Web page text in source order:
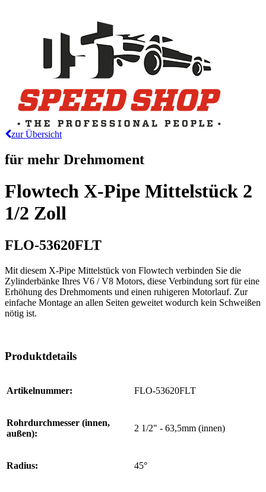
zur Übersicht
für mehr Drehmoment
Flowtech X-Pipe Mittelstück 2
1/2 Zoll
FLO-53620FLT
Mit diesem X-Pipe Mittelstück von Flowtech verbinden Sie die
Zylinderbänke Ihres V6 / V8 Motors, diese Verbindung sort für eine
Erhöhung des Drehmoments und einen ruhigeren Motorlauf. Zur
einfache Montage an allen Seiten geweitet wodurch kein Schweißen
nötig ist.
Produktdetails
Artikelnummer: FLO-53620FLT
Rohrdurchmesser (innen,
außen):
2 1/2" - 63,5mm (innen)
Radius: 45°